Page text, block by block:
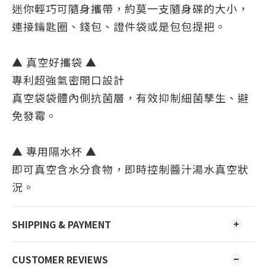
迷你輕巧可隨身攜帶，約莫一支隨身碟的大小，
連接鑰匙圈、錢包、證件袋或是包包提把。
▲ 真空好攜袋 ▲
專利超強氣密開口設計
真空袋袋體內側抗菌層，有效抑制細菌孳生、避
免發霉。
▲ 專用隔水杯 ▲
即可真空含水分食物，即時控制醬汁湯水真空狀
況。
SHIPPING & PAYMENT
CUSTOMER REVIEWS